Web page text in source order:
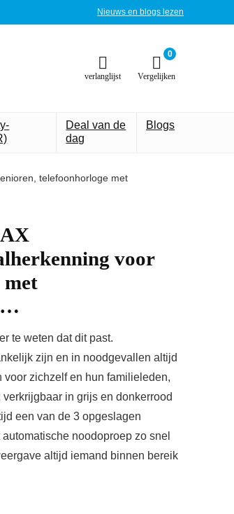
Nieuws en blogs lezen
verlanglijst
0
Vergelijken
Deal van de
dag
Blogs
telefoonhorloge met
voor
met
te weten dat dit past.
zijn en in noodgevallen altijd
zichzelf en hun familieleden,
in grijs en donkerrood
een van de 3 opgeslagen
noodoproep zo snel
altijd iemand binnen bereik